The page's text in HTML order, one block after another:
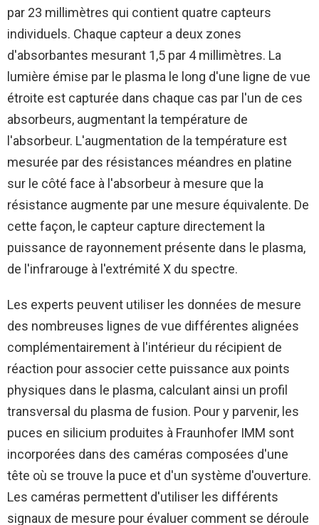
par 23 millimètres qui contient quatre capteurs
individuels. Chaque capteur a deux zones
d'absorbantes mesurant 1,5 par 4 millimètres. La
lumière émise par le plasma le long d'une ligne de vue
étroite est capturée dans chaque cas par l'un de ces
absorbeurs, augmentant la température de
l'absorbeur. L'augmentation de la température est
mesurée par des résistances méandres en platine
sur le côté face à l'absorbeur à mesure que la
résistance augmente par une mesure équivalente. De
cette façon, le capteur capture directement la
puissance de rayonnement présente dans le plasma,
de l'infrarouge à l'extrémité X du spectre.
Les experts peuvent utiliser les données de mesure
des nombreuses lignes de vue différentes alignées
complémentairement à l'intérieur du récipient de
réaction pour associer cette puissance aux points
physiques dans le plasma, calculant ainsi un profil
transversal du plasma de fusion. Pour y parvenir, les
puces en silicium produites à Fraunhofer IMM sont
incorporées dans des caméras composées d'une
tête où se trouve la puce et d'un système d'ouverture.
Les caméras permettent d'utiliser les différents
signaux de mesure pour évaluer comment se déroule